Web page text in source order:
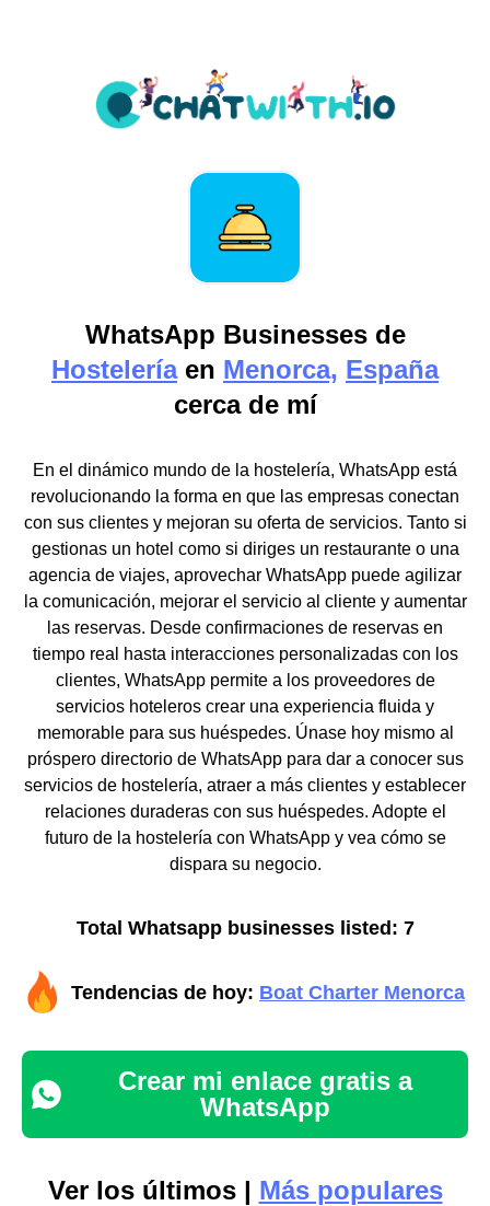
WhatsApp Businesses de
Hosteleríaen Menorca, España
cerca de mí
En el dinámico mundo de la hostelería, WhatsApp está
revolucionando la forma en que las empresas conectan
con sus clientes y mejoran su oferta de servicios. Tanto si
gestionas un hotel como si diriges un restaurante o una
agencia de viajes, aprovechar WhatsApp puede agilizar
la comunicación, mejorar el servicio al cliente y aumentar
las reservas. Desde confirmaciones de reservas en
tiempo real hasta interacciones personalizadas con los
clientes, WhatsApp permite a los proveedores de
servicios hoteleros crear una experiencia fluida y
memorable para sus huéspedes. Únase hoy mismo al
próspero directorio de WhatsApp para dar a conocer sus
servicios de hostelería, atraer a más clientes y establecer
relaciones duraderas con sus huéspedes. Adopte el
futuro de la hostelería con WhatsApp y vea cómo se
dispara su negocio.
Total Whatsapp businesses listed: 7
Tendencias de hoy: Boat Charter Menorca
Crear mi enlace gratis a
WhatsApp
Ver los últimos | Más populares